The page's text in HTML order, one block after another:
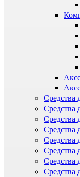
Средства
Средства
Средства
Средства
Средства
Средства
Средства
Средства